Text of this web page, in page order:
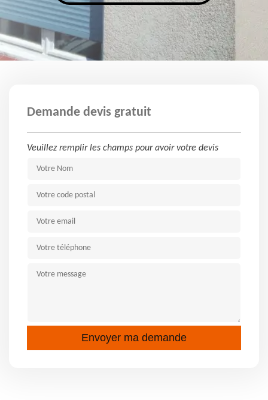
Demande devis gratuit
Veuillez remplir les champs pour avoir votre devis